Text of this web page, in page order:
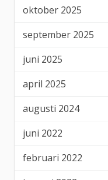
oktober 2025
september 2025
juni 2025
april 2025
augusti 2024
juni 2022
februari 2022